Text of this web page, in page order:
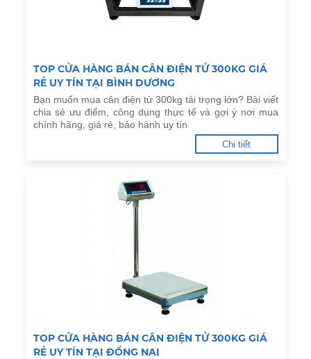
TOP CỬA HÀNG BÁN CÂN ĐIỆN TỬ 300KG GIÁ
RẺ UY TÍN TẠI BÌNH DƯƠNG
Bạn muốn mua cân điện tử 300kg tải trọng lớn? Bài viết
chia sẻ ưu điểm, công dụng thực tế và gợi ý nơi mua
chính hãng, giá rẻ, bảo hành uy tín
Chi tiết
TOP CỬA HÀNG BÁN CÂN ĐIỆN TỬ 300KG GIÁ
RẺ UY TÍN TẠI ĐỒNG NAI